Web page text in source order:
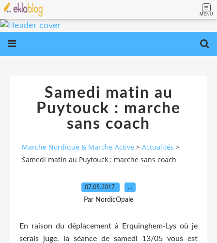
MENU
Samedi matin au
Puytouck : marche
sans coach
Marche Nordique & Marche Active > Actualités >
Samedi matin au Puytouck : marche sans coach
07.05.2017 …
Par NordicOpale
En raison du déplacement à Erquinghem-Lys où je
serais juge, la séance de samedi 13/05 vous est